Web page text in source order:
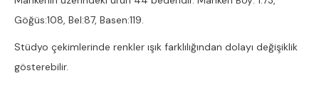
Göğüs:108, Bel:87, Basen:119.
Stüdyo çekimlerinde renkler ışık farklılığından dolayı değişiklik
gösterebilir.